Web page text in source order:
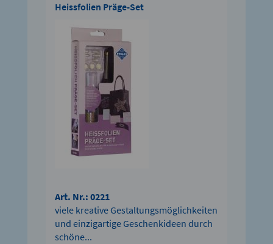
Heissfolien Präge-Set
Art. Nr.: 0221
viele kreative Gestaltungsmöglichkeiten
und einzigartige Geschenkideen durch
schöne...